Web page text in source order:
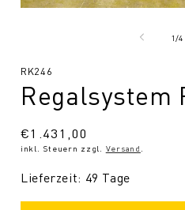
1/4
SKU:
RK246
Regalsystem
Normaler
Preis
€1.431,00
inkl. Steuern zzgl. Versand
Lieferzeit: 49 Tage